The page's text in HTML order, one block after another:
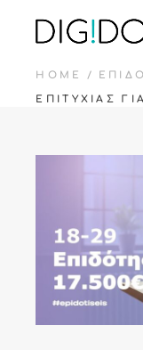
HOME
ΕΠΙΤΥΧΊΑΣ